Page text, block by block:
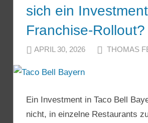
sich ein
Franchise-Rollout?
APRIL 30, 2026 THOMAS
Ein Investment in Taco Bell
nicht, in einzelne Restaurants